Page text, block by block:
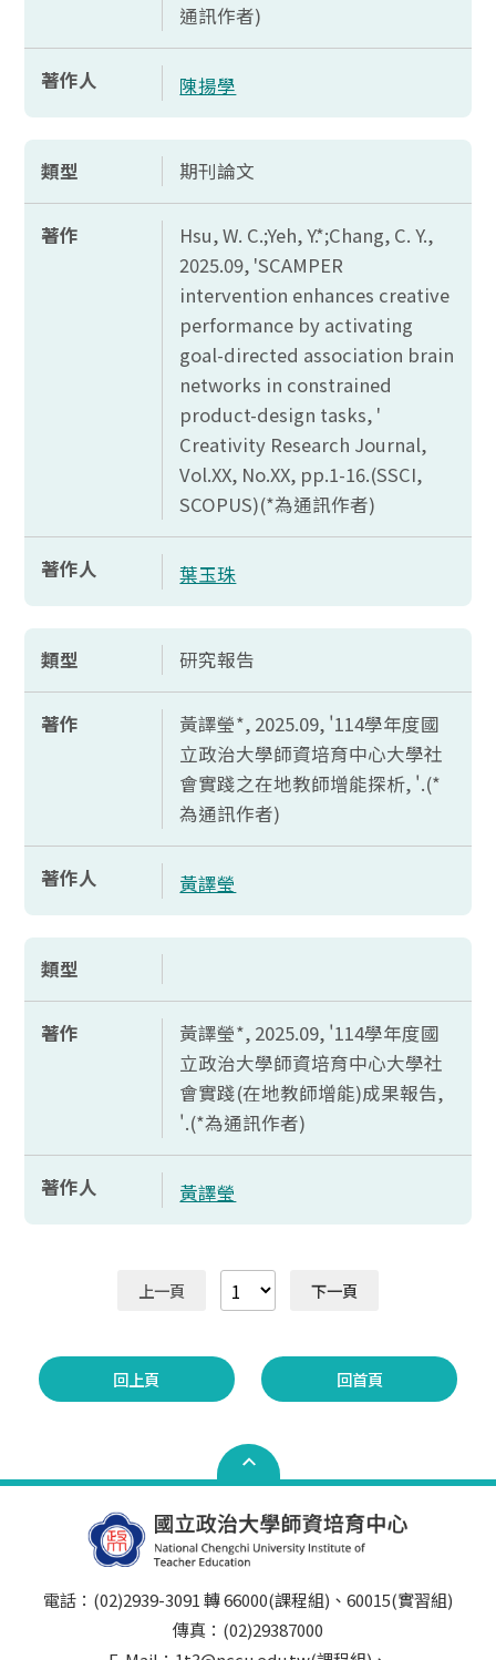
通訊作者)
著作人 陳揚學
類型 期刊論文
著作
Hsu, W. C.;Yeh, Y.*;Chang, C. Y.,
2025.09, 'SCAMPER
intervention enhances creative
performance by activating
goal-directed association brain
networks in constrained
product-design tasks, '
Creativity Research Journal,
Vol.XX, No.XX, pp.1-16.(SSCI,
SCOPUS)(*為通訊作者)
著作人 葉玉珠
類型 研究報告
著作
黃譯瑩*, 2025.09, '114學年度國
立政治大學師資培育中心大學社
會實踐之在地教師增能探析, '.(*
為通訊作者)
著作人 黃譯瑩
類型
著作
黃譯瑩*, 2025.09, '114學年度國
立政治大學師資培育中心大學社
會實踐(在地教師增能)成果報告,
'.(*為通訊作者)
著作人 黃譯瑩
上一頁 下一頁
回上頁 回首頁
電話：(02)2939-3091 轉 66000(課程組)、60015(實習組)
傳真：(02)29387000